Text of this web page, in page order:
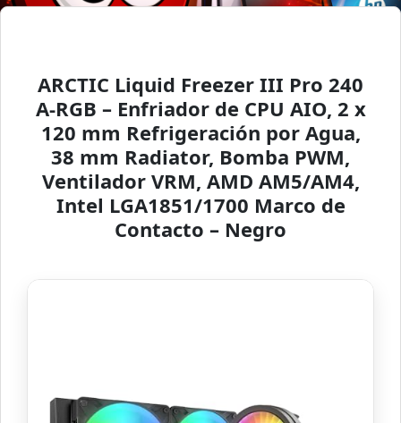
ARCTIC Liquid Freezer III Pro 240
A-RGB – Enfriador de CPU AIO, 2 x
120 mm Refrigeración por Agua,
38 mm Radiator, Bomba PWM,
Ventilador VRM, AMD AM5/AM4,
Intel LGA1851/1700 Marco de
Contacto – Negro